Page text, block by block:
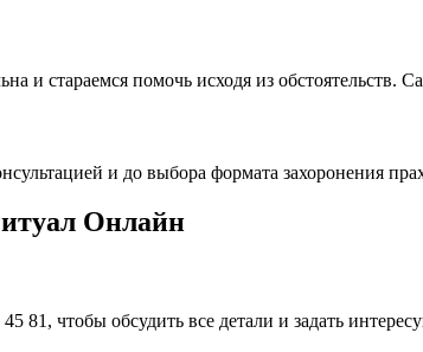
и стараемся помочь исходя из обстоятельств.
и до выбора формата захоронения
Онлайн
81, чтобы обсудить все детали и задать